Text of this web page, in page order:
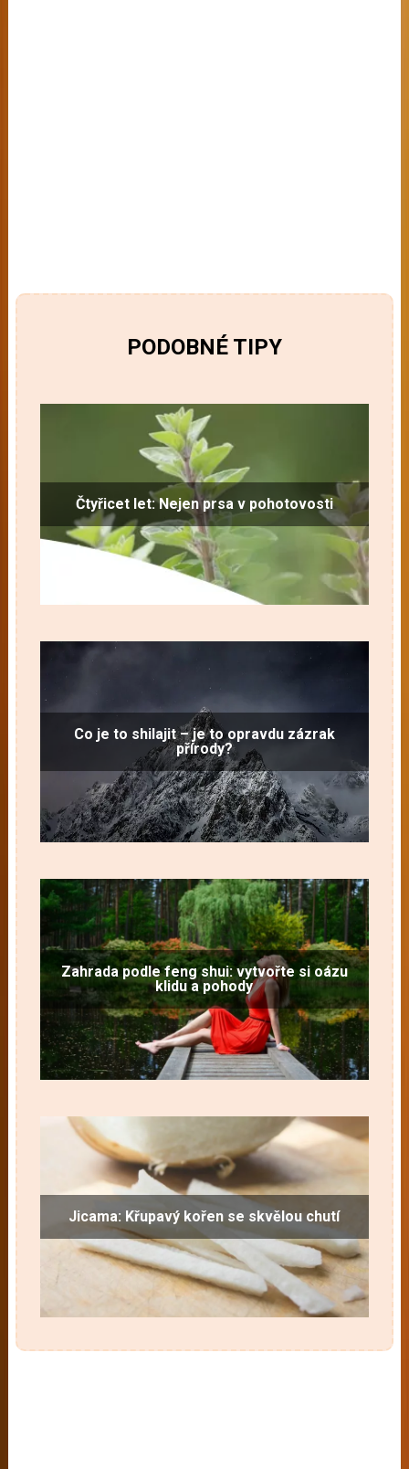
PODOBNÉ TIPY
Čtyřicet let: Nejen prsa v pohotovosti
Co je to shilajit – je to opravdu zázrak
přírody?
Zahrada podle feng shui: vytvořte si oázu
klidu a pohody
Jicama: Křupavý kořen se skvělou chutí